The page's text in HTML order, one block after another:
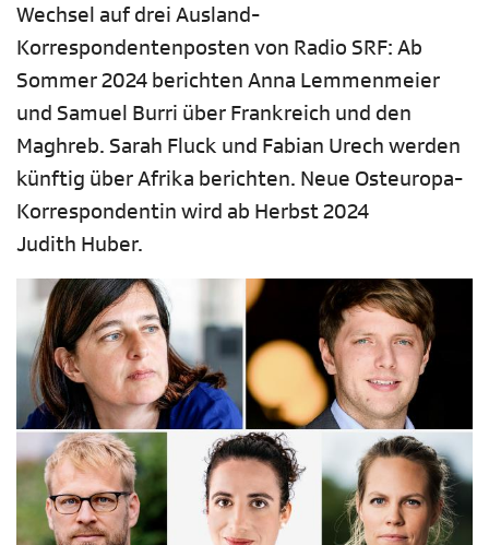
Wechsel auf drei Ausland-
Korrespondentenposten von Radio SRF: Ab
Sommer 2024 berichten Anna Lemmenmeier
und Samuel Burri über Frankreich und den
Maghreb. Sarah Fluck und Fabian Urech werden
künftig über Afrika berichten. Neue Osteuropa-
Korrespondentin wird ab Herbst 2024
Judith Huber.